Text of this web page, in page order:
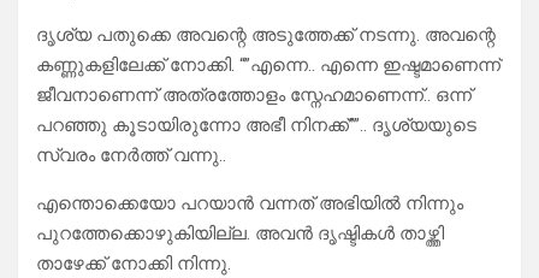
ദൃശ്യ പതുക്കെ അവന്റെ അടുത്തേക്ക് നടന്നു. അവന്റെ
കണ്ണുകളിലേക്ക് നോക്കി. “”എന്നെ.. എന്നെ ഇഷ്ടമാണെന്ന്
ജീവനാണെന്ന് അത്രത്തോളം സ്നേഹമാണെന്ന്.. ഒന്ന്
പറഞ്ഞു കൂടായിരുന്നോ അഭീ നിനക്ക്””.. ദൃശ്യയുടെ
സ്വരം നേർത്ത് വന്നു..
എന്തൊക്കെയോ പറയാൻ വന്നത് അഭിയിൽ നിന്നും
പുറത്തേക്കൊഴുകിയില്ല. അവൻ ദൃഷ്ടികൾ താഴ്ത്തി
താഴേക്ക് നോക്കി നിന്നു.